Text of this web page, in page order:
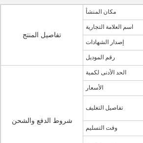
تفاصيل المنتج
مكان المنشأ
اسم العلامة التجارية
إصدار الشهادات
رقم الموديل
شروط الدفع والشحن
الحد الأدنى لكمية
الأسعار
تفاصيل التغليف
وقت التسليم